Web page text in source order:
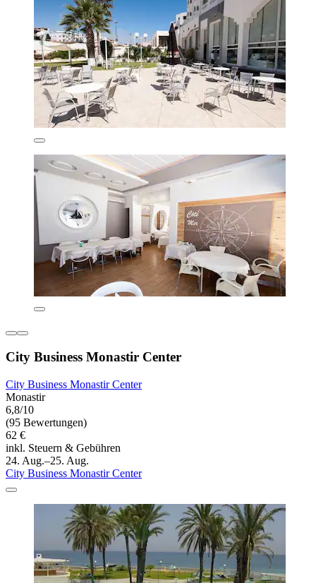
City Business Monastir Center
City Business Monastir Center
Monastir
6,8/10
(95 Bewertungen)
62 €
inkl. Steuern & Gebühren
24. Aug.–25. Aug.
City Business Monastir Center